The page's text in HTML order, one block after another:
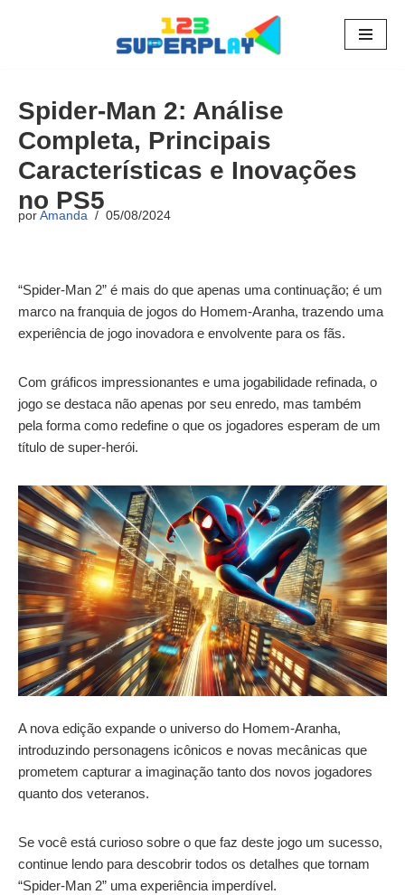
conteúdo
Spider-Man 2: Análise
Completa, Principais
Características e Inovações
no PS5
por Amanda 05/08/2024
“Spider-Man 2” é mais do que apenas uma continuação; é um
marco na franquia de jogos do Homem-Aranha, trazendo uma
experiência de jogo inovadora e envolvente para os fãs.
Com gráficos impressionantes e uma jogabilidade refinada, o
jogo se destaca não apenas por seu enredo, mas também
pela forma como redefine o que os jogadores esperam de um
título de super-herói.
A nova edição expande o universo do Homem-Aranha,
introduzindo personagens icônicos e novas mecânicas que
prometem capturar a imaginação tanto dos novos jogadores
quanto dos veteranos.
Se você está curioso sobre o que faz deste jogo um sucesso,
continue lendo para descobrir todos os detalhes que tornam
“Spider-Man 2” uma experiência imperdível.